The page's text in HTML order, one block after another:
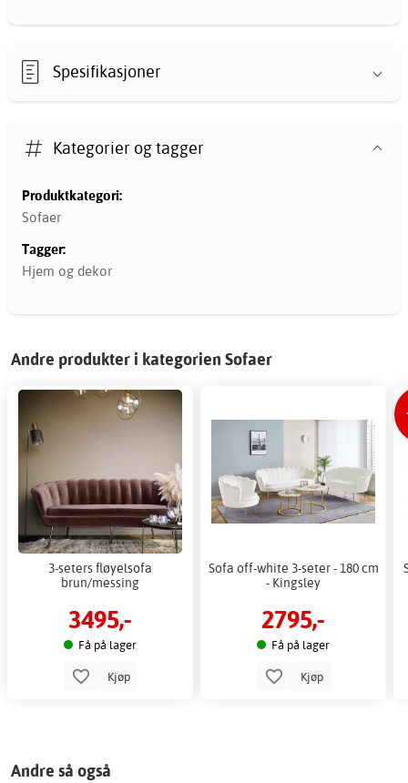
Spesifikasjoner
Kategorier og tagger
Produktkategori:
Sofaer
Tagger:
Hjem og dekor
Andre produkter i kategorien Sofaer
3-seters fløyelsofa
brun/messing
3495,-
Få på lager
Kjøp
Sofa off-white 3-seter - 180 cm
- Kingsley
2795,-
Få på lager
Kjøp
Andre så også